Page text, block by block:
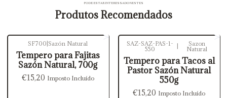
PODE ESTAR INTERESSADO NESTES
Produtos Recomendados
SF700 Sazón Natural
Tempero para Fajitas
Sazón Natural, 700g
€15,20 Imposto Incluído
SAZ-SAZ-PAS-1-
550
Sazon
Natural
Tempero para Tacos al
Pastor Sazón Natural
550g
€15,20 Imposto Incluído